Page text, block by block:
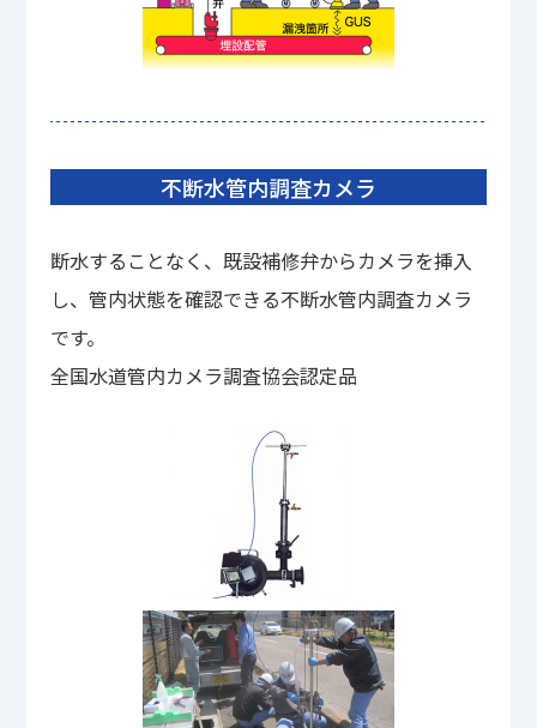
不断水管内調査カメラ
断水することなく、既設補修弁からカメラを挿入
し、管内状態を確認できる不断水管内調査カメラ
です。
全国水道管内カメラ調査協会認定品